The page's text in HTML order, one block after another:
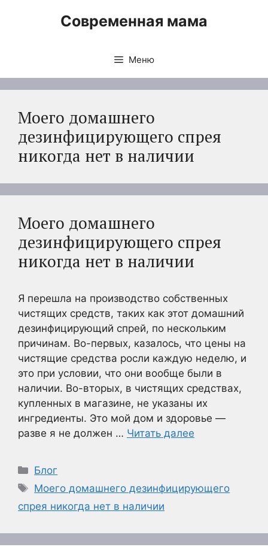
Современная мама
Меню
Моего домашнего
дезинфицирующего спрея
никогда нет в наличии
Моего домашнего
дезинфицирующего спрея
никогда нет в наличии
Я перешла на производство собственных
чистящих средств, таких как этот домашний
дезинфицирующий спрей, по нескольким
причинам. Во-первых, казалось, что цены на
чистящие средства росли каждую неделю, и
это при условии, что они вообще были в
наличии. Во-вторых, в чистящих средствах,
купленных в магазине, не указаны их
ингредиенты. Это мой дом и здоровье —
разве я не должен … Читать далее
Рубрики
Блог
Метки
Моего домашнего дезинфицирующего
спрея никогда нет в наличии